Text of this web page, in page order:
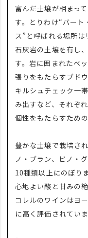
富んだ土壌が相まっ
す。とりわけ“バート
ス”と呼ばれる場所
石灰岩の土壌を有し
す。岩に囲まれたベ
張りをもたらすブド
キルシュチェック一
み出すなど、それぞ
個性をもたらすため
豊かな土壌で栽培さ
ノ・ブラン、ピノ・
10種類以上にのぼり
心地よい酸と甘みの
コレルのワインはヨ
に高く評価されていま